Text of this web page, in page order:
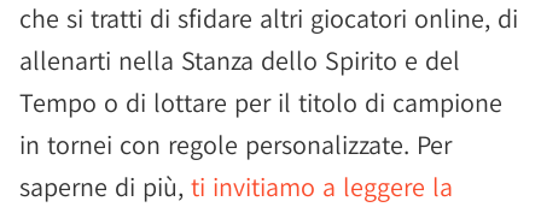
che si tratti di sfidare altri giocatori online, di
allenarti nella Stanza dello Spirito e del
Tempo o di lottare per il titolo di campione
in tornei con regole personalizzate. Per
saperne di più, ti invitiamo a leggere la